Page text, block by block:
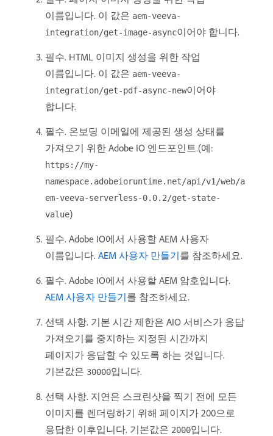
이름입니다. 이 값은 aem-veeva-
integration/get-image-async이어야 합니다.
필수. HTML 이미지 생성을 위한 작업
이름입니다. 이 값은 aem-veeva-
integration/get-pdf-async-new이어야
합니다.
필수. 온보딩 이메일에 제공된 생성 상태를
가져오기 위한 Adobe IO 엔드포인트.(예:
https://my-
namespace.adobeioruntime.net/api/v1/web/a
em-veeva-serverless-0.0.2/get-state-
value)
필수. Adobe IO에서 사용할 AEM 사용자
이름입니다. AEM 사용자 만들기를 참조하세요.
필수. Adobe IO에서 사용할 AEM 암호입니다.
AEM 사용자 만들기를 참조하세요.
선택 사항. 기본 시간 제한은 AIO 서비스가 응답
가져오기를 중지하는 지정된 시간까지
페이지가 응답할 수 있도록 하는 것입니다.
기본값은 30000입니다.
선택 사항. 지연은 스크린샷을 찍기 전에 모든
이미지를 렌더링하기 위해 페이지가 200으로
응답한 이후입니다. 기본값은 2000입니다.